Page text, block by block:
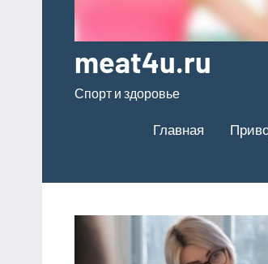
meat4u.ru
Спорт и здоровье
Главная